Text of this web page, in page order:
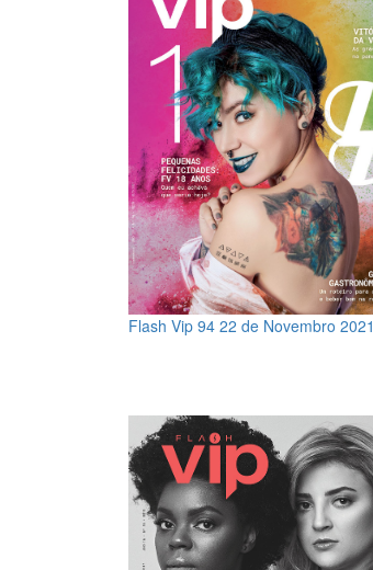
Flash Vip 94 22 de Novembro 2021